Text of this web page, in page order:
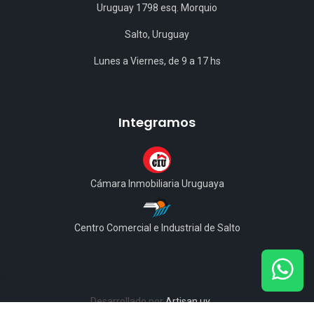
Uruguay 1798 esq. Morquio
Salto, Uruguay
Lunes a Viernes, de 9 a 17 hs
Integramos
Cámara Inmobiliaria Uruguaya
Centro Comercial e Industrial de Salto
Desarrollado porArtisan.uy